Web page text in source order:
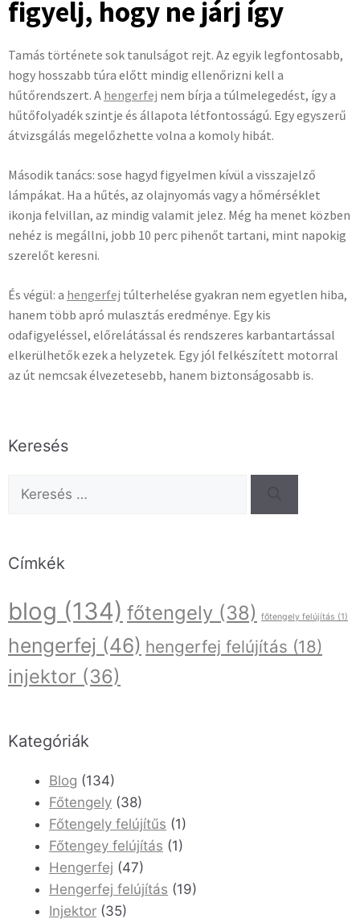
figyelj, hogy ne járj így
Tamás története sok tanulságot rejt. Az egyik legfontosabb,
hogy hosszabb túra előtt mindig ellenőrizni kell a
hűtőrendszert. A hengerfej nem bírja a túlmelegedést, így a
hűtőfolyadék szintje és állapota létfontosságú. Egy egyszerű
átvizsgálás megelőzhette volna a komoly hibát.
Második tanács: sose hagyd figyelmen kívül a visszajelző
lámpákat. Ha a hűtés, az olajnyomás vagy a hőmérséklet
ikonja felvillan, az mindig valamit jelez. Még ha menet közben
nehéz is megállni, jobb 10 perc pihenőt tartani, mint napokig
szerelőt keresni.
És végül: a hengerfej túlterhelése gyakran nem egyetlen hiba,
hanem több apró mulasztás eredménye. Egy kis
odafigyeléssel, előrelátással és rendszeres karbantartással
elkerülhetők ezek a helyzetek. Egy jól felkészített motorral
az út nemcsak élvezetesebb, hanem biztonságosabb is.
Keresés
Címkék
blog (134) főtengely (38) főtengely felújítás (1)
hengerfej (46) hengerfej felújítás (18)
injektor (36)
Kategóriák
Blog (134)
Főtengely (38)
Főtengely felújítűs (1)
Főtengey felújítás (1)
Hengerfej (47)
Hengerfej felújítás (19)
Injektor (35)